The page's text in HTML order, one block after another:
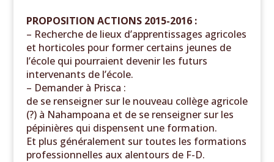
PROPOSITION ACTIONS 2015-2016 :
– Recherche de lieux d’apprentissages agricoles
et horticoles pour former certains jeunes de
l’école qui pourraient devenir les futurs
intervenants de l’école.
– Demander à Prisca :
de se renseigner sur le nouveau collège agricole
(?) à Nahampoana et de se renseigner sur les
pépinières qui dispensent une formation.
Et plus généralement sur toutes les formations
professionnelles aux alentours de F-D.